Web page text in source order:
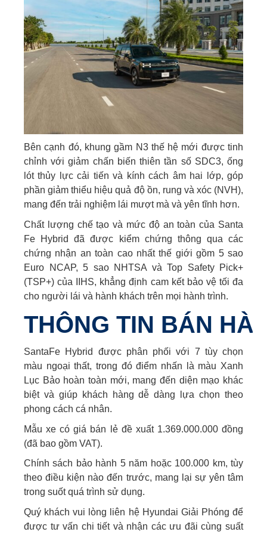
Bên cạnh đó, khung gầm N3 thế hệ mới được tinh
chỉnh với giảm chấn biến thiên tần số SDC3, ống
lót thủy lực cải tiến và kính cách âm hai lớp, góp
phần giảm thiểu hiệu quả độ ồn, rung và xóc (NVH),
mang đến trải nghiệm lái mượt mà và yên tĩnh hơn.
Chất lượng chế tạo và mức độ an toàn của Santa
Fe Hybrid đã được kiểm chứng thông qua các
chứng nhận an toàn cao nhất thế giới gồm 5 sao
Euro NCAP, 5 sao NHTSA và Top Safety Pick+
(TSP+) của IIHS, khẳng định cam kết bảo vệ tối đa
cho người lái và hành khách trên mọi hành trình.
THÔNG TIN BÁN
SantaFe Hybrid được phân phối với 7 tùy chọn
màu ngoại thất, trong đó điểm nhấn là màu Xanh
Lục Bảo hoàn toàn mới, mang đến diện mạo khác
biệt và giúp khách hàng dễ dàng lựa chọn theo
phong cách cá nhân.
Mẫu xe có giá bán lẻ đề xuất 1.369.000.000 đồng
(đã bao gồm VAT).
Chính sách bảo hành 5 năm hoặc 100.000 km, tùy
theo điều kiện nào đến trước, mang lại sự yên tâm
trong suốt quá trình sử dụng.
Quý khách vui lòng liên hệ Hyundai Giải Phóng để
được tư vấn chi tiết và nhận các ưu đãi cùng suất